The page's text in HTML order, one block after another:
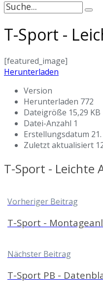
Suche
nach:
T-Sport -
[featured_image]
Herunterladen
Version
Herunterladen 772
Dateigröße 15,29 KB
Datei-Anzahl 1
Erstellungsdatum
Zuletzt aktualisiert
T-Sport - Leichte
Vorheriger Beitrag
T-Sport -
Nächster Beitrag
T-Sport PB -